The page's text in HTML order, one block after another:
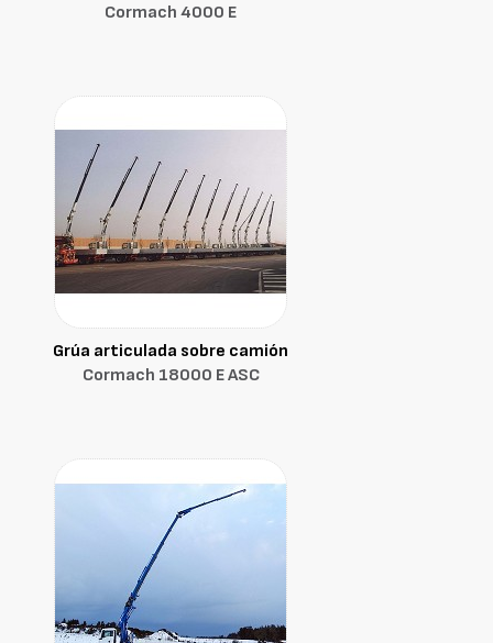
Cormach 4000 E
Grúa articulada sobre camión
Cormach 18000 E ASC